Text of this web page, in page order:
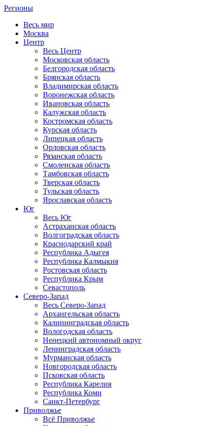
Регионы
Весь мир
Москва
Центр
Весь Центр
Московская область
Белгородская область
Брянская область
Владимирская область
Воронежская область
Ивановская область
Калужская область
Костромская область
Курская область
Липецкая область
Орловская область
Рязанская область
Смоленская область
Тамбовская область
Тверская область
Тульская область
Ярославская область
Юг
Весь Юг
Астраханская область
Волгоградская область
Краснодарский край
Республика Адыгея
Республика Калмыкия
Ростовская область
Республика Крым
Севастополь
Северо-Запад
Весь Северо-Запад
Архангельская область
Калининградская область
Вологодская область
Ненецкий автономный округ
Ленинградская область
Мурманская область
Новгородская область
Псковская область
Республика Карелия
Республика Коми
Санкт-Петербург
Приволжье
Всё Приволжье